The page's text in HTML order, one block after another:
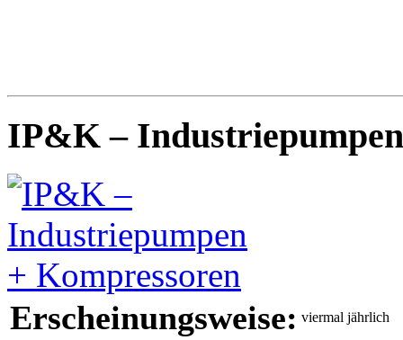
IP&K –
Erscheinungsweise: viermal jährlich